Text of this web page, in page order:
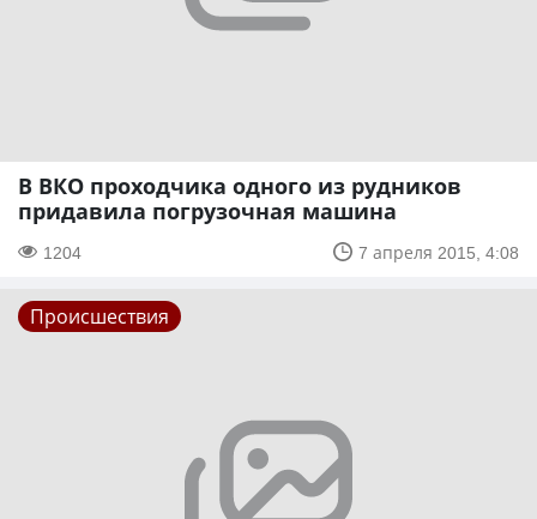
В ВКО проходчика одного из рудников
придавила погрузочная машина
1204 7 апреля 2015, 4:08
Происшествия